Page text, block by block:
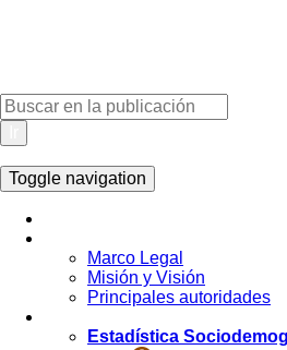
Toggle navigation
Marco Legal
Misión y Visión
Principales autoridades
Estadística